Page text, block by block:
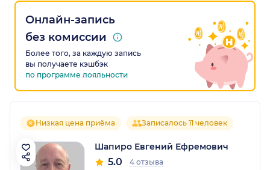
Онлайн-запись
без комиссии
Более того, за каждую запись
вы получаете кэшбэк
по программе лояльности
Низкая цена приёма Записалось 11 человек
Шапиро Евгений Ефремович
5.0 4 отзыва